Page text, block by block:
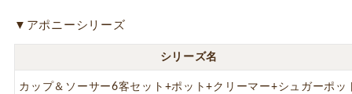
▼アポニーシリーズ
シリーズ名
カップ＆ソーサー6客セット+ポット+クリーマー+シュガーポッ